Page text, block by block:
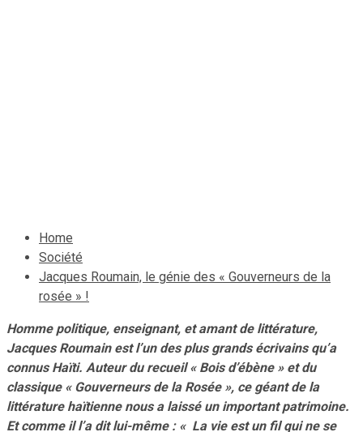
Home
Société
Jacques Roumain, le génie des « Gouverneurs de la
rosée » !
Homme politique, enseignant, et amant de littérature,
Jacques Roumain est l’un des plus grands écrivains qu’a
connus Haïti. Auteur du recueil « Bois d’ébène » et du
classique « Gouverneurs de la Rosée », ce géant de la
littérature haïtienne nous a laissé un important patrimoine.
Et comme il l’a dit lui-même : « La vie est un fil qui ne se